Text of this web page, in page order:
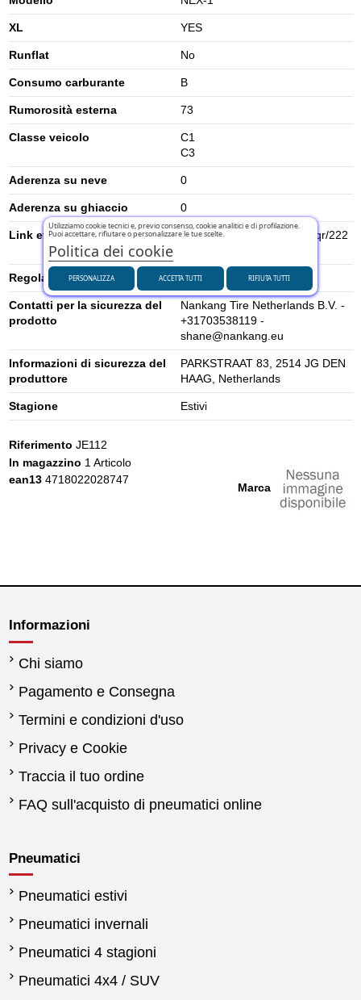
XL YES
Runflat No
Consumo carburante B
Rumorosità esterna 73
Classe veicolo
C1
C3
Aderenza su neve 0
Aderenza su ghiaccio 0
Link etichetta energetica UE
https://eprel.ec.europa.eu/qr/222
Regolamento UE (2020/740) 2020/740
Contatti per la sicurezza del
prodotto
Nankang Tire Netherlands B.V. -
+31703538119 -
shane@nankang.eu
Informazioni di sicurezza del
produttore
PARKSTRAAT 83, 2514 JG DEN
HAAG, Netherlands
Stagione Estivi
Marca
Riferimento JE112
In magazzino 1 Articolo
ean13 4718022028747
Informazioni
Chi siamo
Pagamento e Consegna
Termini e condizioni d'uso
Privacy e Cookie
Traccia il tuo ordine
FAQ sull'acquisto di pneumatici online
Pneumatici
Pneumatici estivi
Pneumatici invernali
Pneumatici 4 stagioni
Pneumatici 4x4 / SUV
Utilizziamo cookie tecnici e, previo consenso, cookie analitici e di profilazione.
Puoi accettare, rifiutare o personalizzare le tue scelte.
Politica dei cookie
PERSONALIZZA RIFIUTA TUTTI
ACCETTA TUTTI